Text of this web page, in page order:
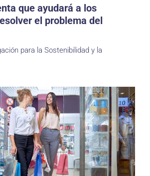
que ayudará a los
el problema del
para la Sostenibilidad y la